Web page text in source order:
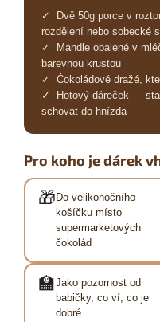
✓ Dvě 50g porce v
rozdělení nebo sobecké
✓ Mandle obalené v
barevnou krustou
✓ Čokoládové dražé,
✓ Hotový dáreček —
schovat do hnízda
Pro koho je dárek
🎁 Do velikonočního
košíčku místo
supermarketových
čokolád
🏫Jako pozornost od
babičky, co ví, co je
dobré